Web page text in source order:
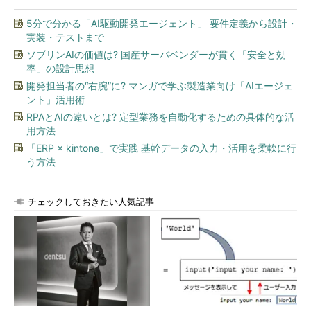
5分で分かる「AI駆動開発エージェント」 要件定義から設計・
実装・テストまで
ソブリンAIの価値は? 国産サーバベンダーが貫く「安全と効
率」の設計思想
開発担当者の“右腕”に? マンガで学ぶ製造業向け「AIエージェ
ント」活用術
RPAとAIの違いとは? 定型業務を自動化するための具体的な活
用方法
「ERP × kintone」で実践 基幹データの入力・活用を柔軟に行
う方法
チェックしておきたい人気記事